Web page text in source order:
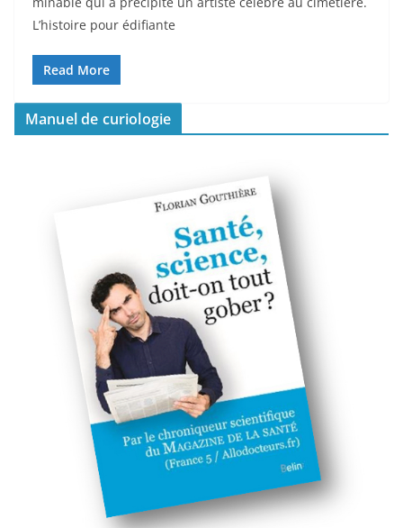
L’histoire pour édifiante
Read More
Manuel de curiologie